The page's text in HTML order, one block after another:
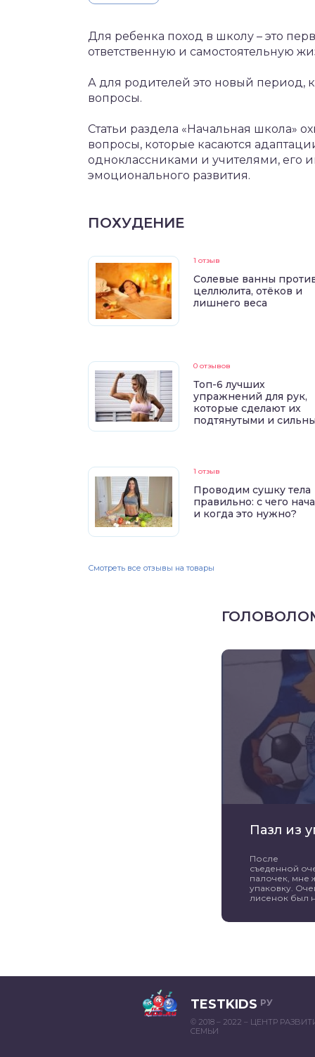
Для ребенка поход в школу – это
ответственную и самостоятельную
А для родителей это новый период,
вопросы.
Статьи раздела «Начальная школа»
вопросы, которые касаются
одноклассниками и учителями, его
эмоционального развития.
ПОХУДЕНИЕ
1 отзыв
Солевые ванны
целлюлита, отёков и
лишнего веса
0 отзывов
Топ-6 лучших
упражнений для рук,
которые сделают их
подтянутыми и
1 отзыв
Проводим сушку тела
правильно: с чего
и когда это нужно?
Смотреть все отзывы на товары
Пазл из
После
съеденной
палочек, мне
упаковку.
лисенок был
TESTKIDS РУ
© 2018 – 2022 – ЦЕНТР
СЕМЬИ